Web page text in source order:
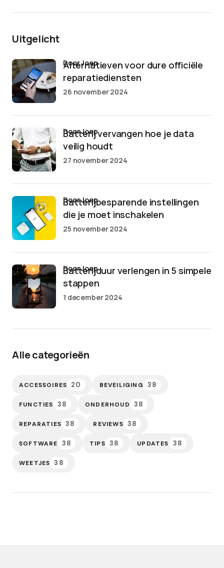
Uitgelicht
Alternatieven voor dure officiële
reparatiediensten
door Joep
26 november 2024
Batterij vervangen hoe je data
veilig houdt
door Joep
27 november 2024
Batterijbesparende instellingen
die je moet inschakelen
door Joep
25 november 2024
Batterijduur verlengen in 5 simpele
stappen
door Joep
1 december 2024
Alle categorieën
ACCESSOIRES 20 BEVEILIGING 38
FUNCTIES 38 ONDERHOUD 38
REPARATIES 38 REVIEWS 38
SOFTWARE 38 TIPS 38 UPDATES 38
WEETJES 38